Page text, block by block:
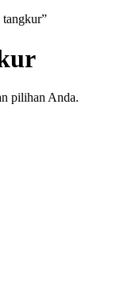
tangkur”
pilihan Anda.